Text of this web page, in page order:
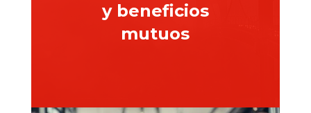
y beneficios
mutuos